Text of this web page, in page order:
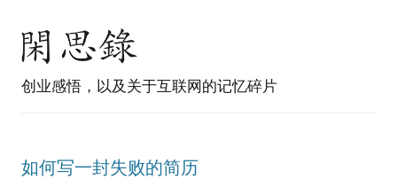
创业感悟，以及关于互联网的记忆碎片
如何写一封失败的简历